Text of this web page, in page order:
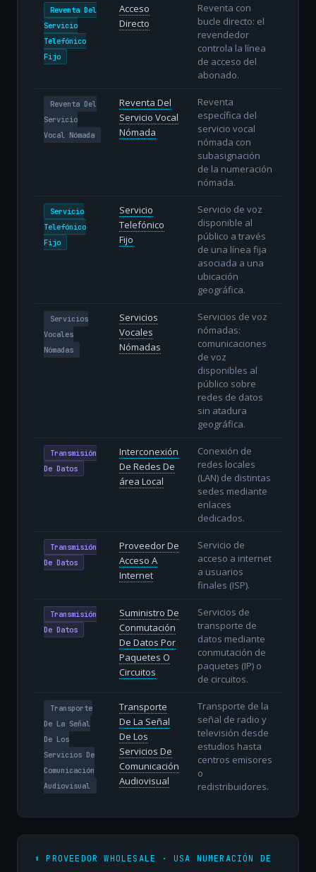
Reventa Del
Servicio
Telefónico
Fijo
Acceso
Directo
Reventa con
bucle directo: el
revendedor
controla la línea
de acceso del
abonado.
Reventa Del
Servicio
Vocal Nómada
Reventa Del
Servicio Vocal
Nómada
Reventa
específica del
servicio vocal
nómada con
subasignación
de la numeración
nómada.
Servicio
Telefónico
Fijo
Servicio
Telefónico
Fijo
Servicio de voz
disponible al
público a través
de una línea fija
asociada a una
ubicación
geográfica.
Servicios
Vocales
Nómadas
Servicios
Vocales
Nómadas
Servicios de voz
nómadas:
comunicaciones
de voz
disponibles al
público sobre
redes de datos
sin atadura
geográfica.
Transmisión
De Datos
Interconexión
De Redes De
área Local
Conexión de
redes locales
(LAN) de distintas
sedes mediante
enlaces
dedicados.
Transmisión
De Datos
Proveedor De
Acceso A
Internet
Servicio de
acceso a internet
a usuarios
finales (ISP).
Transmisión
De Datos
Suministro De
Conmutación
De Datos Por
Paquetes O
Circuitos
Servicios de
transporte de
datos mediante
conmutación de
paquetes (IP) o
de circuitos.
Transporte
De La Señal
De Los
Servicios De
Comunicación
Audiovisual
Transporte
De La Señal
De Los
Servicios De
Comunicación
Audiovisual
Transporte de la
señal de radio y
televisión desde
estudios hasta
centros emisores
o
redistribuidores.
⬆️ PROVEEDOR WHOLESALE · USA NUMERACIÓN DE